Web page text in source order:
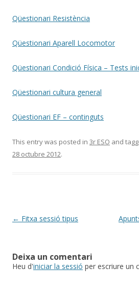
Qüestionari Resistència
Qüestionari Aparell Locomotor
Qüestionari Condició Física – Tests
Qüestionari cultura general
Qüestionari EF – continguts
This entry was posted in 3r ESO and
28 octubre 2012.
Post
← Fitxa sessió tipus
Deixa un comentari
Heu d'iniciar la sessió per escriure un